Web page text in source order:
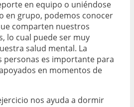
en equipo o uniéndose
en grupo, podemos conocer
comparten nuestros
lo cual puede ser muy
salud mental. La
personas es importante para
en momentos de
nos ayuda a dormir